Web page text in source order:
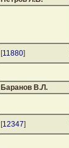
[11880]
Баранов В.Л.
[12347]